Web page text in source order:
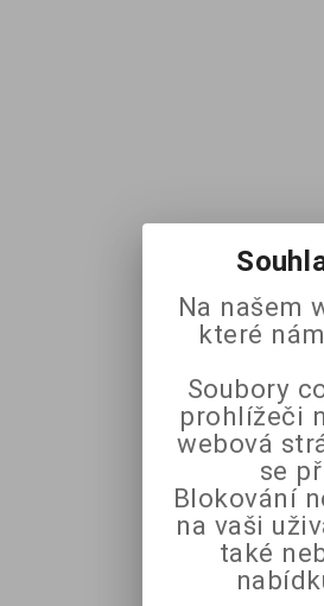
Na našem
které
Soubory
prohlížeči
webová
se
Blokování
na vaši
také